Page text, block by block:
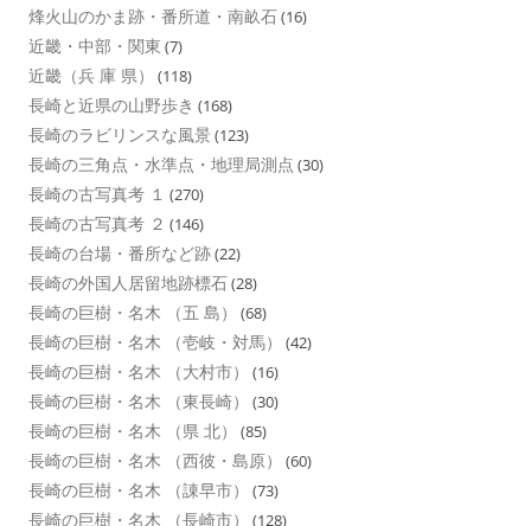
烽火山のかま跡・番所道・南畝石(16)
近畿・中部・関東 (7)
近畿（兵 庫 県） (118)
長崎と近県の山野歩き (168)
長崎のラビリンスな風景 (123)
長崎の三角点・水準点・地理局測点 (30)
長崎の古写真考 １ (270)
長崎の古写真考 ２ (146)
長崎の台場・番所など跡(22)
長崎の外国人居留地跡標石(28)
長崎の巨樹・名木 （五 島） (68)
長崎の巨樹・名木 （壱岐・対馬） (42)
長崎の巨樹・名木 （大村市） (16)
長崎の巨樹・名木 （東長崎） (30)
長崎の巨樹・名木 （県 北） (85)
長崎の巨樹・名木 （西彼・島原） (60)
長崎の巨樹・名木 （諌早市） (73)
長崎の巨樹・名木 （長崎市） (128)